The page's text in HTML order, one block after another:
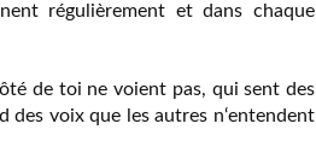
régulièrement et dans chaque
de toi ne voient pas, qui sent des
des voix que les autres n‘entendent